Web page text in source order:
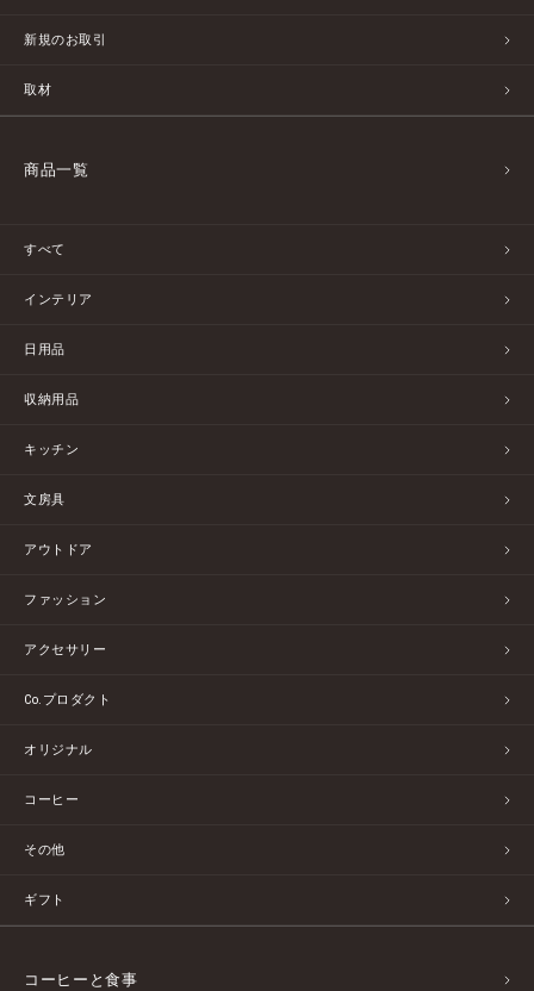
新規のお取引
取材
商品一覧
すべて
インテリア
日用品
収納用品
キッチン
文房具
アウトドア
ファッション
アクセサリー
Co.プロダクト
オリジナル
コーヒー
その他
ギフト
コーヒーと食事